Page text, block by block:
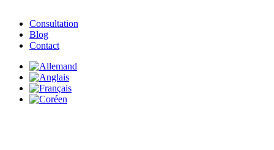
Consultation
Blog
Contact